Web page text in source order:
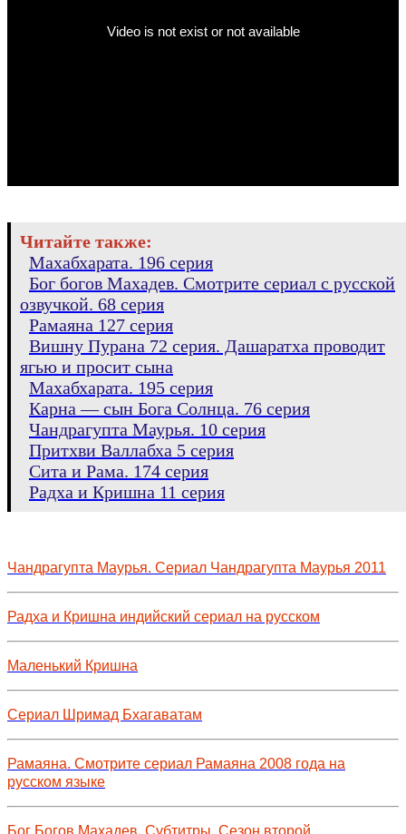
Читайте также:
Махабхарата. 196 серия
Бог богов Махадев. Смотрите сериал с русской
озвучкой. 68 серия
Рамаяна 127 серия
Вишну Пурана 72 серия. Дашаратха проводит
ягью и просит сына
Махабхарата. 195 серия
Карна — сын Бога Солнца. 76 серия
Чандрагупта Маурья. 10 серия
Притхви Валлабха 5 серия
Сита и Рама. 174 серия
Радха и Кришна 11 серия
Чандрагупта Маурья. Сериал Чандрагупта Маурья 2011
Радха и Кришна индийский сериал на русском
Маленький Кришна
Сериал Шримад Бхагаватам
Рамаяна. Смотрите сериал Рамаяна 2008 года на
русском языке